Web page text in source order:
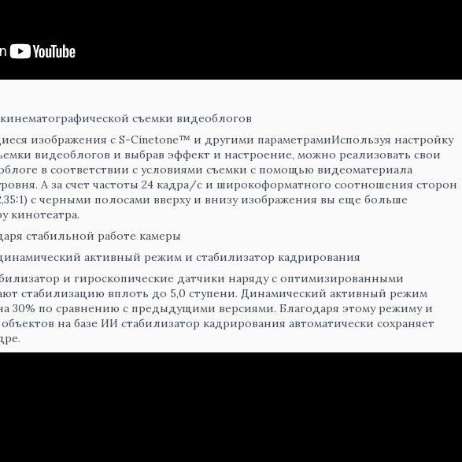
съемки видеоблогов
изображения с S-Cinetone™ и другими параметрамиИспользуя настройку
видеоблогов и выбрав эффект и настроение, можно реализовать свои
в соответствии с условиями съемки с помощью видеоматериала
А за счет частоты 24 кадра/с и широкоформатного соотношения сторон
с черными полосами вверху и внизу изображения вы еще больше
кинотеатра.
стабильной работе камеры
активный режим и стабилизатор кадрирования
и гироскопические датчики наряду с оптимизированными
стабилизацию вплоть до 5,0 ступени. Динамический активный режим
30% по сравнению с предыдущими версиями. Благодаря этому режиму и
на базе ИИ стабилизатор кадрирования автоматически сохраняет